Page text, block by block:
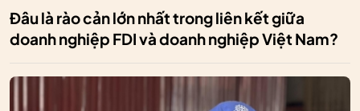
Đâu là rào cản lớn nhất trong liên kết giữa
doanh nghiệp FDI và doanh nghiệp Việt Nam?